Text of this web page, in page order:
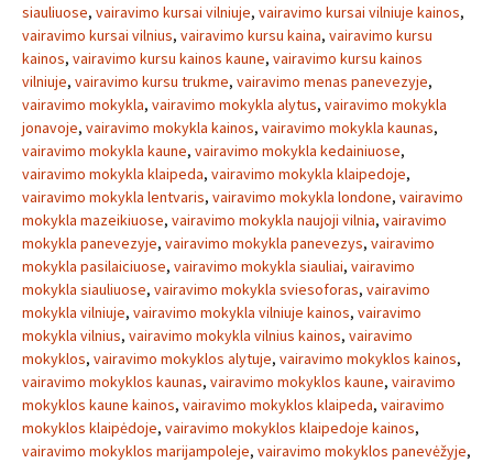
siauliuose, vairavimo kursai vilniuje, vairavimo kursai vilniuje kainos,
vairavimo kursai vilnius, vairavimo kursu kaina, vairavimo kursu
kainos, vairavimo kursu kainos kaune, vairavimo kursu kainos
vilniuje, vairavimo kursu trukme, vairavimo menas panevezyje,
vairavimo mokykla, vairavimo mokykla alytus, vairavimo mokykla
jonavoje, vairavimo mokykla kainos, vairavimo mokykla kaunas,
vairavimo mokykla kaune, vairavimo mokykla kedainiuose,
vairavimo mokykla klaipeda, vairavimo mokykla klaipedoje,
vairavimo mokykla lentvaris, vairavimo mokykla londone, vairavimo
mokykla mazeikiuose, vairavimo mokykla naujoji vilnia, vairavimo
mokykla panevezyje, vairavimo mokykla panevezys, vairavimo
mokykla pasilaiciuose, vairavimo mokykla siauliai, vairavimo
mokykla siauliuose, vairavimo mokykla sviesoforas, vairavimo
mokykla vilniuje, vairavimo mokykla vilniuje kainos, vairavimo
mokykla vilnius, vairavimo mokykla vilnius kainos, vairavimo
mokyklos, vairavimo mokyklos alytuje, vairavimo mokyklos kainos,
vairavimo mokyklos kaunas, vairavimo mokyklos kaune, vairavimo
mokyklos kaune kainos, vairavimo mokyklos klaipeda, vairavimo
mokyklos klaipėdoje, vairavimo mokyklos klaipedoje kainos,
vairavimo mokyklos marijampoleje, vairavimo mokyklos panevėžyje,